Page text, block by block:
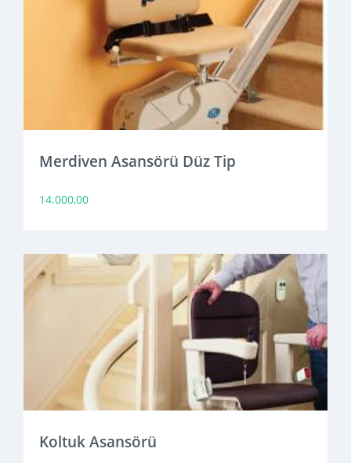
Merdiven Asansörü Düz Tip
14.000,00
Koltuk Asansörü